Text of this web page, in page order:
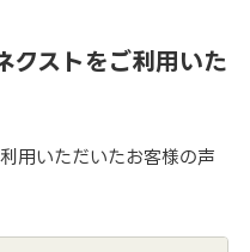
クストをご利用いた
用いただいたお客様の声